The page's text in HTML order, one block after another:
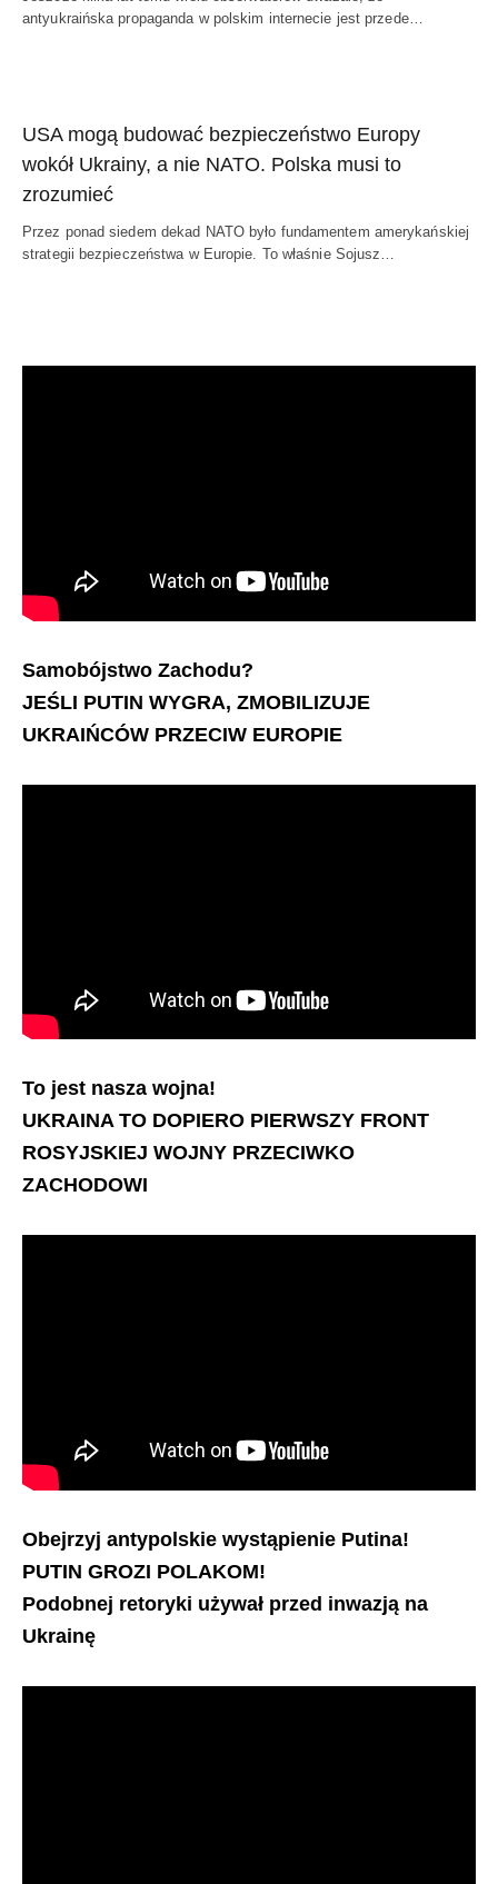
antyukraińska propaganda w polskim internecie jest przede…
USA mogą budować bezpieczeństwo Europy
wokół Ukrainy, a nie NATO. Polska musi to
zrozumieć
Przez ponad siedem dekad NATO było fundamentem amerykańskiej
strategii bezpieczeństwa w Europie. To właśnie Sojusz…
Samobójstwo Zachodu?
JEŚLI PUTIN WYGRA, ZMOBILIZUJE
UKRAIŃCÓW PRZECIW EUROPIE
To jest nasza wojna!
UKRAINA TO DOPIERO PIERWSZY FRONT
ROSYJSKIEJ WOJNY PRZECIWKO
ZACHODOWI
Obejrzyj antypolskie wystąpienie Putina!
PUTIN GROZI POLAKOM!
Podobnej retoryki używał przed inwazją na
Ukrainę